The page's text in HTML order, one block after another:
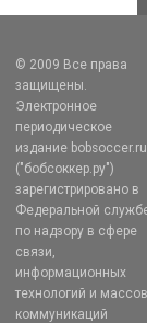
© 2009 Все права
защищены.
Электронное
периодическое
издание bobsoccer.ru
("бобсоккер.ру")
зарегистрировано в
Федеральной
по надзору в сфере
связи,
информационных
технологий и
коммуникаций